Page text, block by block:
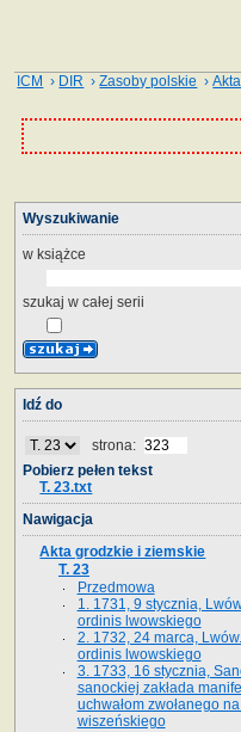
ICM › DIR ›Zasoby polskie ›
Wyszukiwanie
w książce
szukaj w całej serii
Idź do
strona:
Pobierz pełen tekst
T. 23.txt
Nawigacja
Akta grodzkie i ziemskie
T. 23
Przedmowa
1. 1731, 9 stycznia,
ordinis lwowskiego
2. 1732, 24 marca,
ordinis lwowskiego
3. 1733, 16 stycznia,
sanockiej zakłada
uchwałom zwołanego
wiszeńskiego